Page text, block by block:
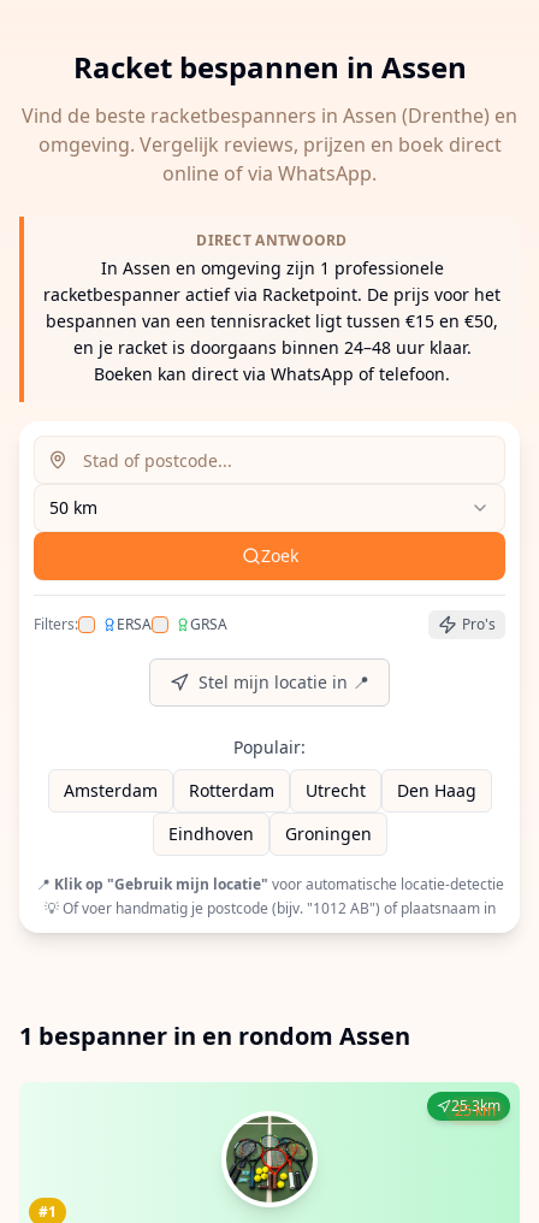
Racket bespannen in Assen
Vind de beste racketbespanners in Assen (Drenthe) en
omgeving. Vergelijk reviews, prijzen en boek direct
online of via WhatsApp.
DIRECT ANTWOORD
In Assen en omgeving zijn 1 professionele
racketbespanner actief via Racketpoint. De prijs voor het
bespannen van een tennisracket ligt tussen €15 en €50,
en je racket is doorgaans binnen 24–48 uur klaar.
Boeken kan direct via WhatsApp of telefoon.
Zoeklocatie (stad of postcode)
Voer een stad, postcode of adres in om
50 km
Zoek
Filters: ERSA
Filter op ERSA (European Racquet Stringers
GRSA
Filter op GRSA (Global Racquet Pro's
Stel mijn locatie in 📍
Populair:
Amsterdam
Rotterdam Utrecht
Den Haag
Eindhoven
Groningen
📍 Klik op "Gebruik mijn locatie" voor automatische locatie-detectie
💡 Of voer handmatig je postcode (bijv. "1012 AB") of plaatsnaam in
1 bespanner in en rondom Assen
25.3km
#1
25 km